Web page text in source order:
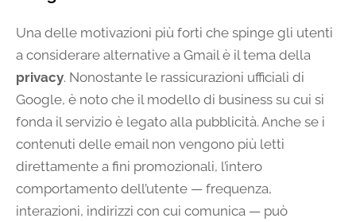
Una delle motivazioni più forti che spinge gli utenti
a considerare alternative a Gmail è il tema della
privacy. Nonostante le rassicurazioni ufficiali di
Google, è noto che il modello di business su cui si
fonda il servizio è legato alla pubblicità. Anche se i
contenuti delle email non vengono più letti
direttamente a fini promozionali, l’intero
comportamento dell’utente — frequenza,
interazioni, indirizzi con cui comunica — può